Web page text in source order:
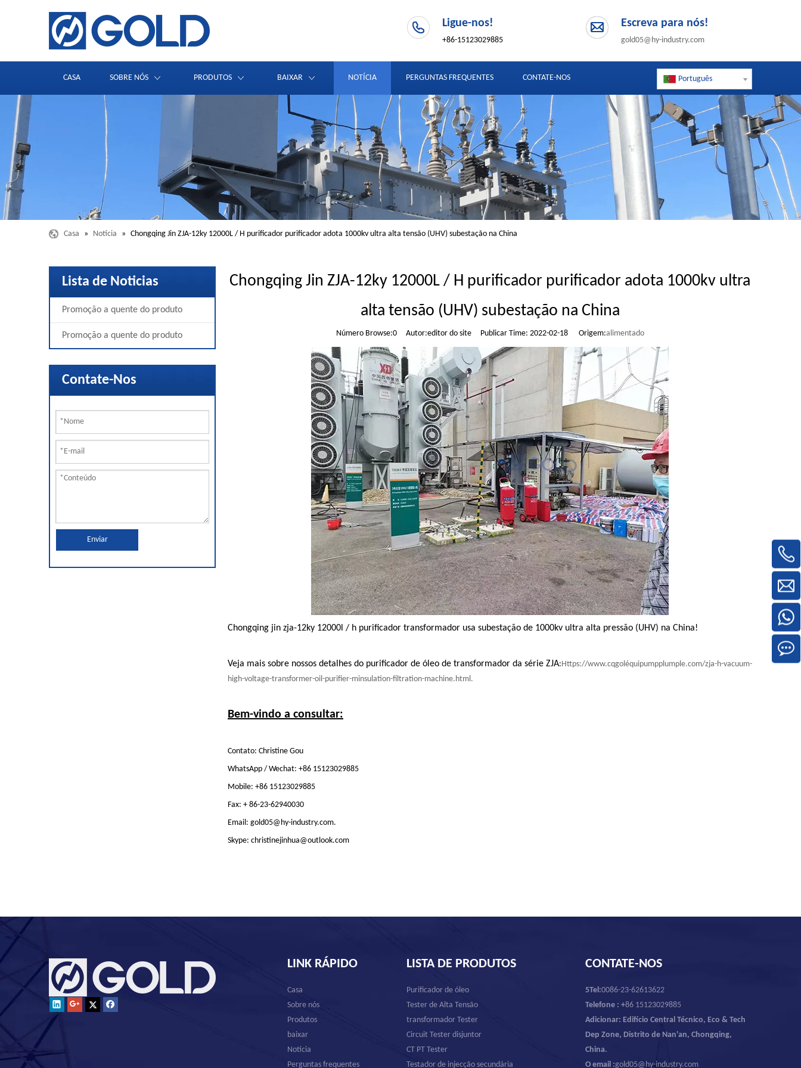
Ligue-nos!
+86-15123029885
Escreva para nós!
gold05@hy-industry.com
CASA SOBRE NÓS PRODUTOS BAIXAR NOTÍCIA PERGUNTAS FREQUENTES CONTATE-NOS Português
Casa » Notícia » Chongqing Jin ZJA-12ky 12000L / H purificador purificador adota 1000kv ultra alta tensão (UHV) subestação na China
Lista de Noticias
Promoção a quente do produto
Promoção a quente do produto
Contate-Nos
Enviar
Chongqing Jin ZJA-12ky 12000L / H purificador purificador adota 1000kv ultra
alta tensão (UHV) subestação na China
Número Browse:0Autor:editor do site Publicar Time: 2022-02-18 Origem:alimentado
Chongqing jin zja-12ky 12000l / h purificador transformador usa subestação de 1000kv ultra alta pressão (UHV) na China!
Veja mais sobre nossos detalhes do purificador de óleo de transformador da série ZJA:Https://www.cqgoléquipumpplumple.com/zja-h-vacuum-
high-voltage-transformer-oil-purifier-minsulation-filtration-machine.html.
Bem-vindo a consultar:
Contato: Christine Gou
WhatsApp / Wechat: +86 15123029885
Mobile: +86 15123029885
Fax: + 86-23-62940030
Email: gold05@hy-industry.com.
Skype: christinejinhua@outlook.com
LINK RÁPIDO
Casa
Sobre nós
Produtos
baixar
Notícia
Perguntas frequentes
LISTA DE PRODUTOS
Purificador de óleo
Tester de Alta Tensão
transformador Tester
Circuit Tester disjuntor
CT PT Tester
Testador de injecção secundária
CONTATE-NOS
5Tel:0086-23-62613622
Telefone : +86 15123029885
Adicionar: Edifício Central Técnico, Eco & Tech
Dep Zone, Distrito de Nan'an, Chongqing,
China.
O email :gold05@hy-industry.com